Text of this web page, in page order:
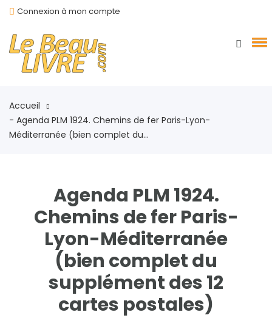
Connexion à mon compte
Accueil
- Agenda PLM 1924. Chemins de fer Paris-Lyon-
Méditerranée (bien complet du...
Agenda PLM 1924.
Chemins de fer Paris-
Lyon-Méditerranée
(bien complet du
supplément des 12
cartes postales)